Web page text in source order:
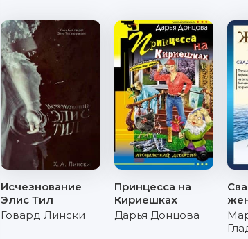
Исчезнование
Элис Тил
Говард Лински
Принцесса на
Кириешках
Дарья Донцова